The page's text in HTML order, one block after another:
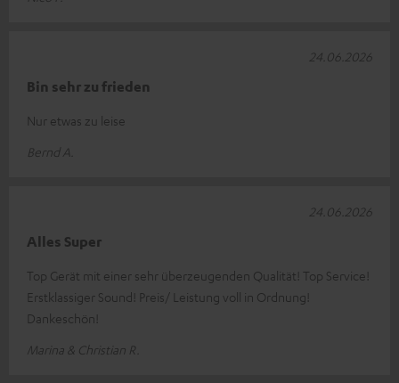
Bin sehr zu frieden
Nur etwas zu leise
Bernd A.
24.06.2026
Alles Super
Top Gerät mit einer sehr überzeugenden Qualität! Top Service!
Erstklassiger Sound! Preis/ Leistung voll in Ordnung!
Dankeschön!
Marina & Christian R.
24.06.2026